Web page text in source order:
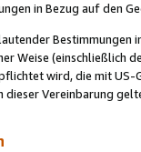
in Bezug auf den
Bestimmungen
Weise (einschließlich
wird, die mit US-
dieser Vereinbarung